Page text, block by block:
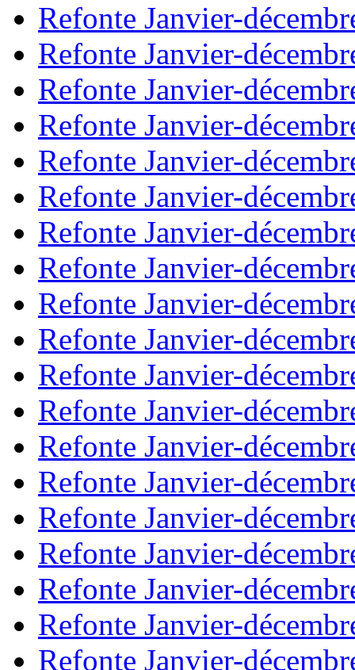
Refonte Janvier-
Refonte Janvier-
Refonte Janvier-
Refonte Janvier-
Refonte Janvier-
Refonte Janvier-
Refonte Janvier-
Refonte Janvier-
Refonte Janvier-
Refonte Janvier-
Refonte Janvier-
Refonte Janvier-
Refonte Janvier-
Refonte Janvier-
Refonte Janvier-
Refonte Janvier-
Refonte Janvier-
Refonte Janvier-
Refonte Janvier-